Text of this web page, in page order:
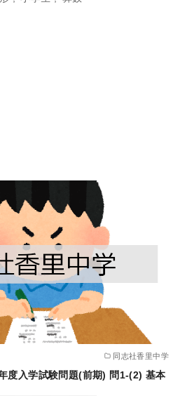
同志社香里中学
度入学試験問題(前期) 問1-(2) 基本